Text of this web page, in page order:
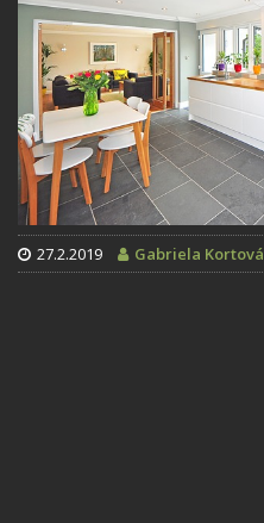
27.2.2019 Gabriela Kortová